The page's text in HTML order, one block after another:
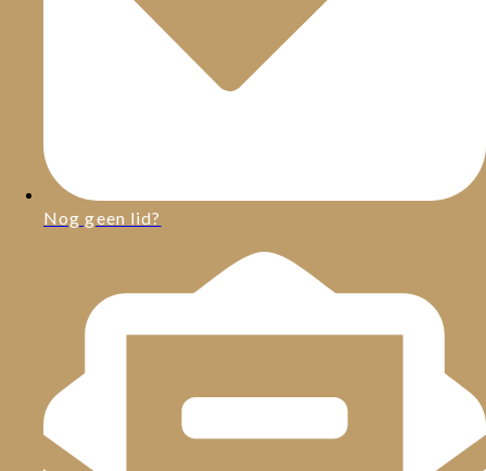
Nog geen lid?